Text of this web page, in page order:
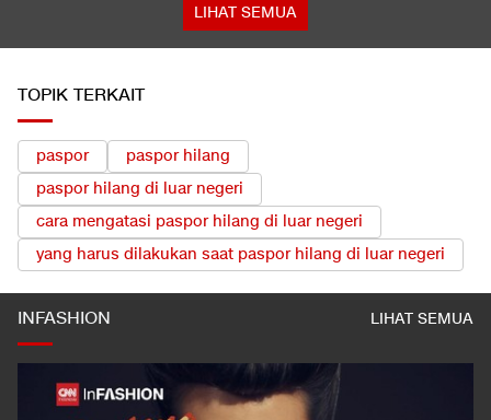
LIHAT SEMUA
TOPIK TERKAIT
paspor
paspor hilang
paspor hilang di luar negeri
cara mengatasi paspor hilang di luar negeri
yang harus dilakukan saat paspor hilang di luar negeri
INFASHION LIHAT SEMUA